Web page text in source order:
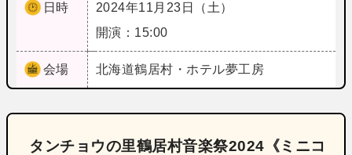
日時
2024年11月23日（土）
開演：15:00
会場 北海道鶴居村・ホテル夢工房
タンチョウの里鶴居村音楽祭2024《ミニコ